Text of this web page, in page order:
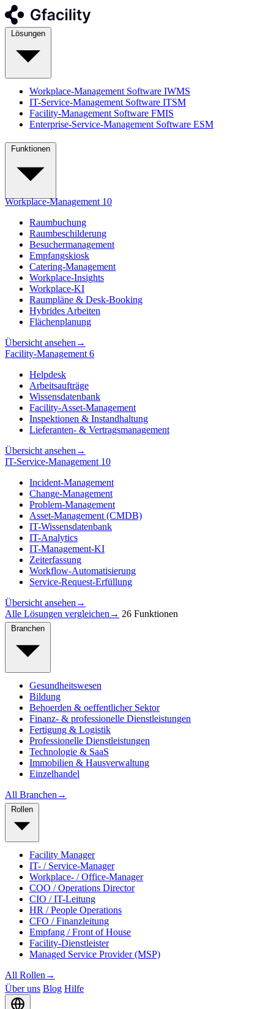
Workplace-Management Software IWMS
IT-Service-Management Software ITSM
Facility-Management Software FMIS
Enterprise-Service-Management Software ESM
Workplace-Management 10
Raumbuchung
Raumbeschilderung
Besuchermanagement
Empfangskiosk
Catering-Management
Workplace-Insights
Workplace-KI
Raumpläne & Desk-Booking
Hybrides Arbeiten
Flächenplanung
Übersicht ansehen →
Facility-Management 6
Helpdesk
Arbeitsaufträge
Wissensdatenbank
Facility-Asset-Management
Inspektionen & Instandhaltung
Lieferanten- & Vertragsmanagement
Übersicht ansehen →
IT-Service-Management 10
Incident-Management
Change-Management
Problem-Management
Asset-Management (CMDB)
IT-Wissensdatenbank
IT-Analytics
IT-Management-KI
Zeiterfassung
Workflow-Automatisierung
Service-Request-Erfüllung
Übersicht ansehen →
Alle Lösungen vergleichen → 26 Funktionen
Gesundheitswesen
Bildung
Behoerden & oeffentlicher Sektor
Finanz- & professionelle Dienstleistungen
Fertigung & Logistik
Professionelle Dienstleistungen
Technologie & SaaS
Immobilien & Hausverwaltung
Einzelhandel
All Branchen →
Facility Manager
IT- / Service-Manager
Workplace- / Office-Manager
COO / Operations Director
CIO / IT-Leitung
HR / People Operations
CFO / Finanzleitung
Empfang / Front of House
Facility-Dienstleister
Managed Service Provider (MSP)
All Rollen →
Über uns Blog Hilfe